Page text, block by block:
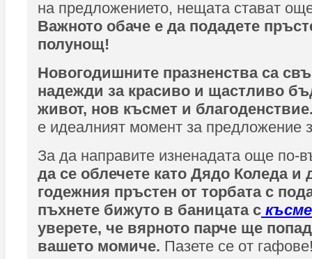
на предложението, нещата стават
Важното обаче е да подадете
полунощ!
Новогодишните празненства са
надежди за красиво и щастливо
живот, нов късмет и
е идеалният момент за предложение
За да направите изненадата още по-
да се облечете като Дядо Коледа и
годежния пръстен от торбата с
пъхнете бижуто в баницата с
уверете, че вярното парче ще
вашето момиче. Пазете се от